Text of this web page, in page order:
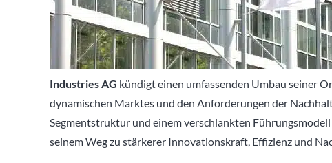
Industries AG kündigt einen umfassenden Umbau seiner
dynamischen Marktes und den Anforderungen der
Segmentstruktur und einem verschlankten
seinem Weg zu stärkerer Innovationskraft, Effizienz und